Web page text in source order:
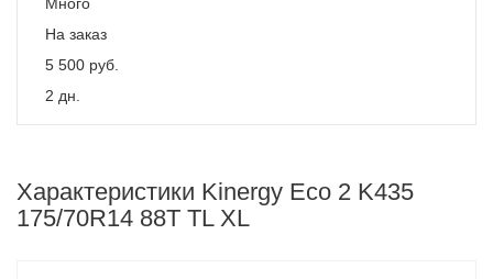
На заказ
5 500 руб.
2 дн.
Характеристики Kinergy Eco 2 K435
175/70R14 88T TL XL